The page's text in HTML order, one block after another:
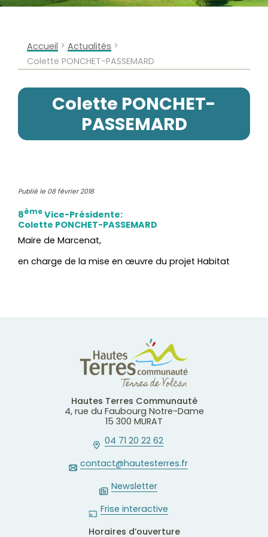
Accueil > Actualités >
Colette PONCHET-PASSEMARD
Colette PONCHET-
PASSEMARD
Publié le 08 février 2018
8èmeVice-Présidente:
Colette PONCHET-PASSEMARD
Maire de Marcenat,
en charge de la mise en œuvre du projet Habitat
Hautes Terres Communauté
4, rue du Faubourg Notre-Dame
15 300 MURAT
04 71 20 22 62
contact@hautesterres.fr
Newsletter
Frise interactive
Horaires d’ouverture